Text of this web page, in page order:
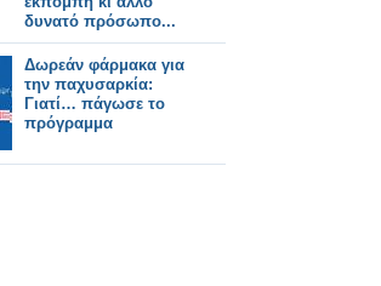
δυνατό πρόσωπο...
Δωρεάν φάρμακα για
την παχυσαρκία:
Γιατί… πάγωσε το
πρόγραμμα